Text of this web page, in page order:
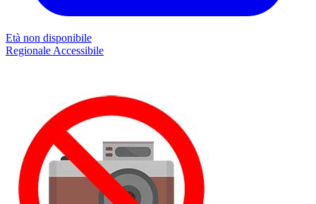
Età non disponibile
Regionale Accessibile